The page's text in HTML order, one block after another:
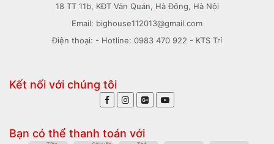
18 TT 11b, KĐT Văn Quán, Hà Đông, Hà Nội
Email: bighouse112013@gmail.com
Điện thoại: - Hotline: 0983 470 922 - KTS Trí
Kết nối với chúng tôi
Bạn có thể thanh toán với